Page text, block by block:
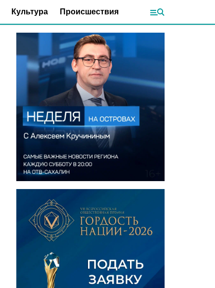
Культура Происшествия